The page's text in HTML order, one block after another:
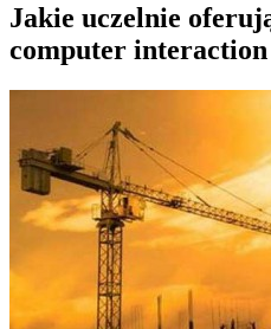
Jakie uczelnie
computer interaction